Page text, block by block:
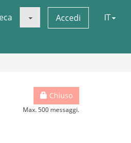
Accedi IT
Chiuso
Max. 500 messaggi.